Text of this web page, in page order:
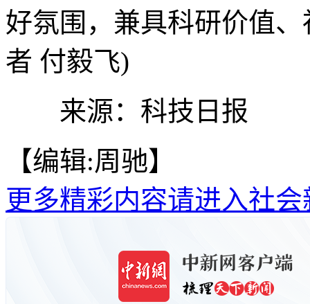
好氛围，兼具科研价值
者 付毅飞)
来源：科技日报
【编辑:周驰】
更多精彩内容请进入社会